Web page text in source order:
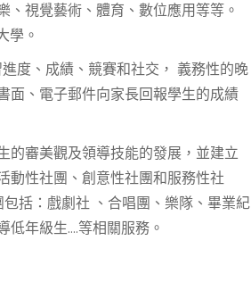
視覺藝術、體育、數位應用等等。
學。
度、成績、競賽和社交， 義務性的晚
面、電子郵件向家長回報學生的成績
的審美觀及領導技能的發展，並建立
動性社團、創意性社團和服務性社
括：戲劇社 、合唱團、樂隊、畢業紀
年級生....等相關服務。